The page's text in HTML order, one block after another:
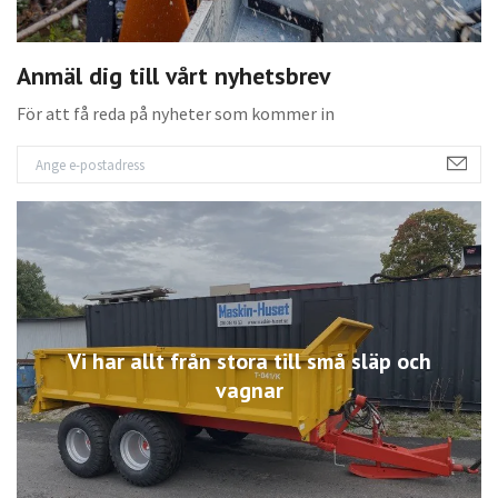
Anmäl dig till vårt nyhetsbrev
För att få reda på nyheter som kommer in
Vi har allt från stora till små släp och
vagnar